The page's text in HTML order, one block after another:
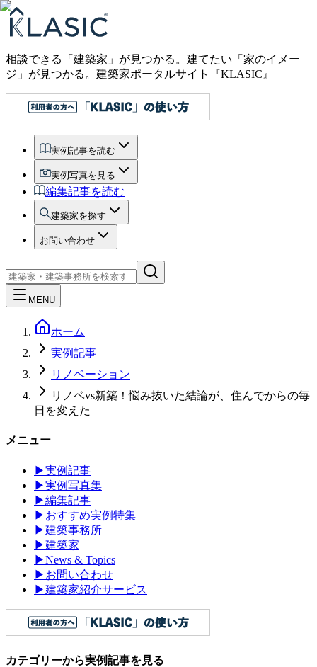
相談できる「建築家」が見つかる。建てたい「家のイメー
ジ」が見つかる。 建築家ポータルサイト『KLASIC』
実例記事を読む
実例写真を見る
編集記事を読む
建築家を探す
お問い合わせ
MENU
ホーム
実例記事
リノベーション
リノベvs新築！悩み抜いた結論が、住んでからの毎
日を変えた
メニュー
▶実例記事
▶実例写真集
▶編集記事
▶ おすすめ実例特集
▶建築事務所
▶建築家
▶News & Topics
▶ お問い合わせ
▶建築家紹介サービス
カテゴリーから実例記事を見る